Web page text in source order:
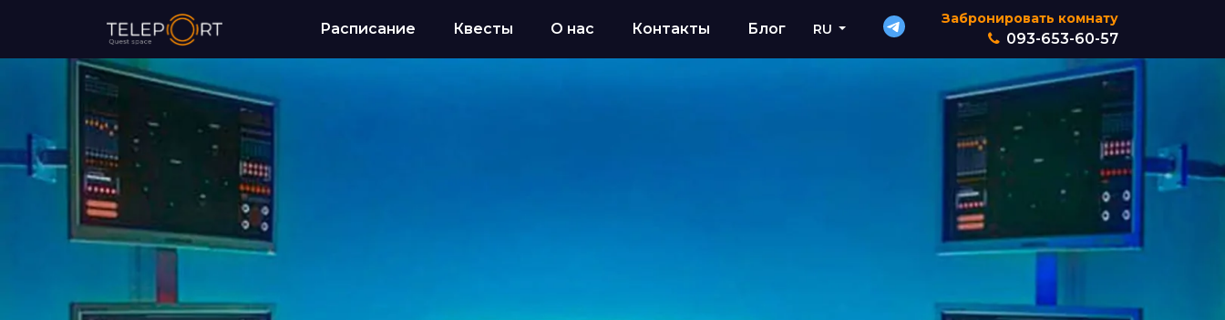
Расписание Квесты О нас Контакты Блог RU
Забронировать комнату
093-653-60-57